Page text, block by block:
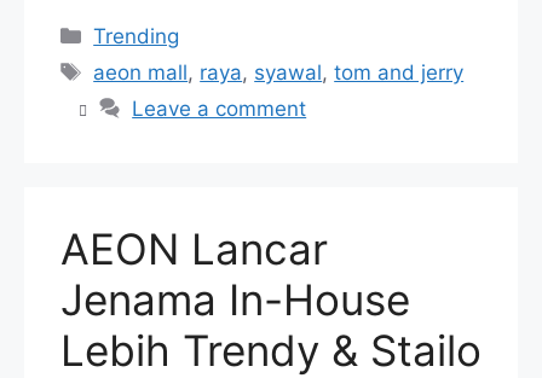
Categories
Trending
Tags
aeon mall, raya, syawal,tom and jerry
Leave a comment
AEON Lancar
Jenama In-House
Lebih Trendy & Stailo